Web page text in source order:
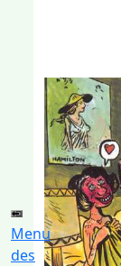
Menu
des